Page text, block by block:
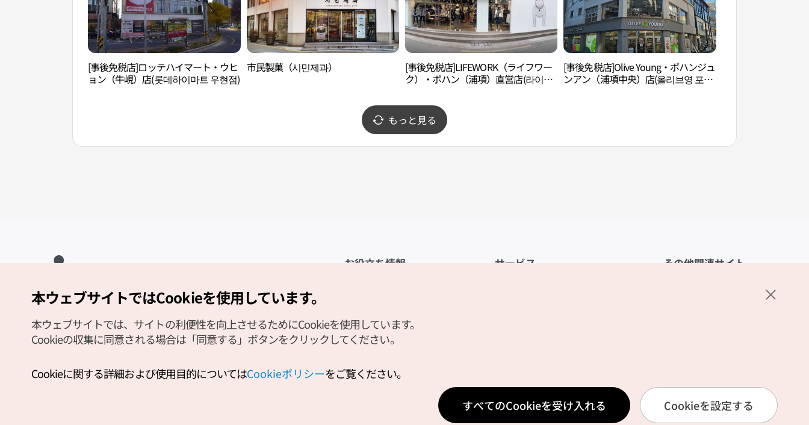
[事後免税店]ロッテハイマート・ウヒ
ョン（牛峴）店(롯데하이마트 우현점)
市民製菓（시민제과）
[事後免税店]LIFEWORK（ライフワー
ク）・ポハン（浦項）直営店(라이프
[事後免税店]Olive Young・ポハンジュ
ンアン（浦項中央）店(올리브영 포항
もっと見る
お役立ち情報
観光資料ダウンロード
デジタルブック／電子書籍
Odii
サービス
位置情報サービス利用規約
個人位置情報取扱いポリシー
その他関連サイト
Copyright (c) Korea Tourism Organization All Rights Reserved.
サイトエラー報告
公式メール
本ウェブサイトではCookieを使用しています。
本ウェブサイトでは、サイトの利便性を向上させるためにCookieを使用しています。
Cookieの収集に同意される場合は「同意する」ボタンをクリックしてください。
Cookieに関する詳細および使用目的についてはCookieポリシーをご覧ください。
すべてのCookieを受け入れる Cookieを設定する